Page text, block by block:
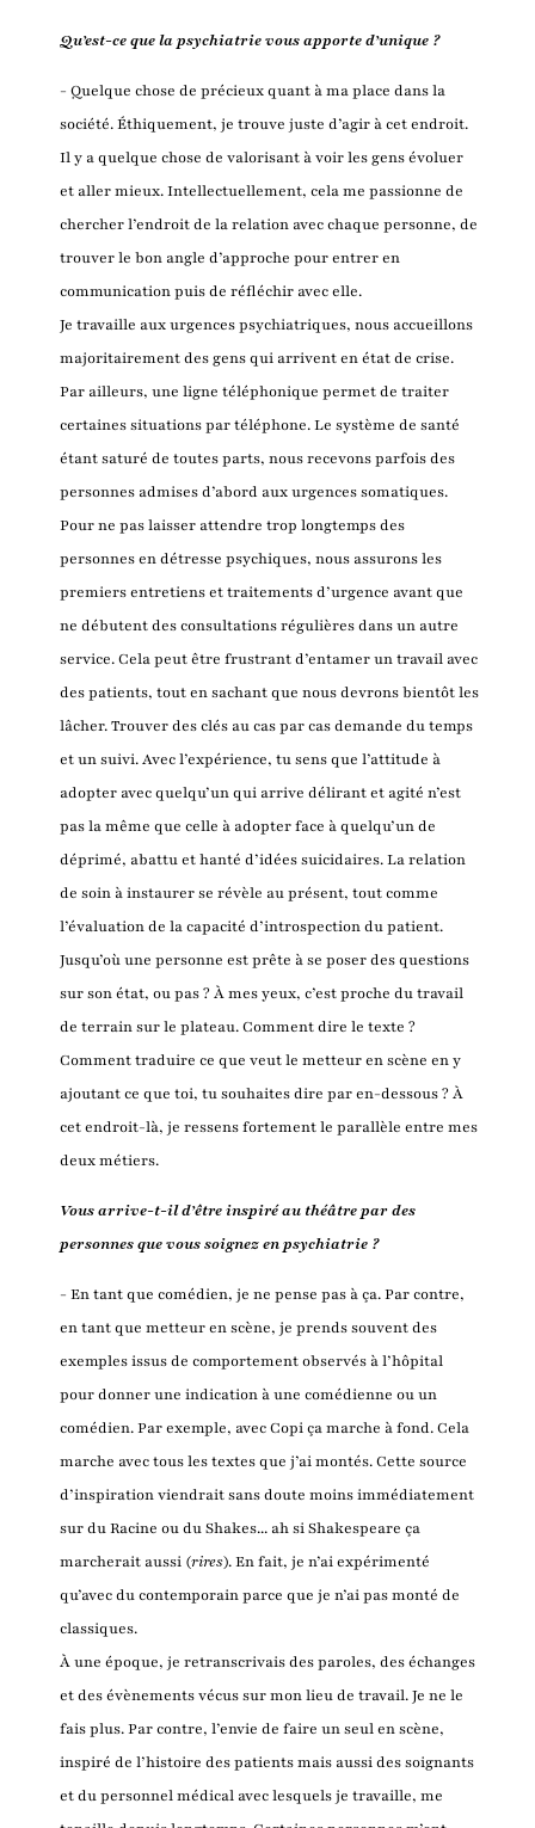
Qu’est-ce que la psychiatrie vous apporte d’unique ?
- Quelque chose de précieux quant à ma place dans la
société. Éthiquement, je trouve juste d’agir à cet endroit.
Il y a quelque chose de valorisant à voir les gens évoluer
et aller mieux. Intellectuellement, cela me passionne de
chercher l’endroit de la relation avec chaque personne, de
trouver le bon angle d’approche pour entrer en
communication puis de réfléchir avec elle.
Je travaille aux urgences psychiatriques, nous accueillons
majoritairement des gens qui arrivent en état de crise.
Par ailleurs, une ligne téléphonique permet de traiter
certaines situations par téléphone. Le système de santé
étant saturé de toutes parts, nous recevons parfois des
personnes admises d’abord aux urgences somatiques.
Pour ne pas laisser attendre trop longtemps des
personnes en détresse psychiques, nous assurons les
premiers entretiens et traitements d’urgence avant que
ne débutent des consultations régulières dans un autre
service. Cela peut être frustrant d’entamer un travail avec
des patients, tout en sachant que nous devrons bientôt les
lâcher. Trouver des clés au cas par cas demande du temps
et un suivi. Avec l’expérience, tu sens que l’attitude à
adopter avec quelqu’un qui arrive délirant et agité n’est
pas la même que celle à adopter face à quelqu’un de
déprimé, abattu et hanté d’idées suicidaires. La relation
de soin à instaurer se révèle au présent, tout comme
l’évaluation de la capacité d’introspection du patient.
Jusqu’où une personne est prête à se poser des questions
sur son état, ou pas ? À mes yeux, c’est proche du travail
de terrain sur le plateau. Comment dire le texte ?
Comment traduire ce que veut le metteur en scène en y
ajoutant ce que toi, tu souhaites dire par en-dessous ? À
cet endroit-là, je ressens fortement le parallèle entre mes
deux métiers.
Vous arrive-t-il d’être inspiré au théâtre par des
personnes que vous soignez en psychiatrie ?
- En tant que comédien, je ne pense pas à ça. Par contre,
en tant que metteur en scène, je prends souvent des
exemples issus de comportement observés à l’hôpital
pour donner une indication à une comédienne ou un
comédien. Par exemple, avec Copi ça marche à fond. Cela
marche avec tous les textes que j’ai montés. Cette source
d’inspiration viendrait sans doute moins immédiatement
sur du Racine ou du Shakes... ah si Shakespeare ça
marcherait aussi (rires). En fait, je n’ai expérimenté
qu’avec du contemporain parce que je n’ai pas monté de
classiques.
À une époque, je retranscrivais des paroles, des échanges
et des évènements vécus sur mon lieu de travail. Je ne le
fais plus. Par contre, l’envie de faire un seul en scène,
inspiré de l’histoire des patients mais aussi des soignants
et du personnel médical avec lesquels je travaille, me